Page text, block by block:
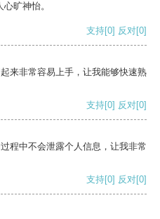
旷神怡。
支持[0] 反对[0]
来非常容易上手，让我能够快速熟
支持[0] 反对[0]
程中不会泄露个人信息，让我非常
支持[0] 反对[0]